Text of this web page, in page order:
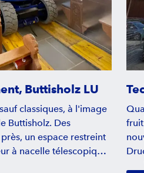
Buttisholz LU
classiques, à l'image
Buttisholz. Des
un espace restreint
à nacelle télescopique